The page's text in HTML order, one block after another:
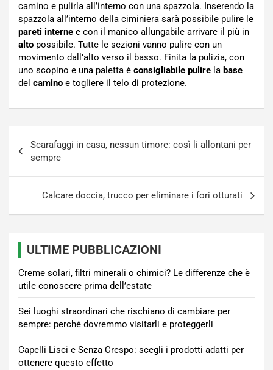
camino e pulirla all’interno con una spazzola. Inserendo la
spazzola all’interno della ciminiera sarà possibile pulire le
pareti interne e con il manico allungabile arrivare il più in
alto possibile. Tutte le sezioni vanno pulire con un
movimento dall’alto verso il basso. Finita la pulizia, con
uno scopino e una paletta è consigliabile pulire la base
del camino e togliere il telo di protezione.
articoli
Scarafaggi in casa, nessun timore: così li allontani per
sempre
Calcare doccia, trucco per eliminare i fori otturati
ULTIME PUBBLICAZIONI
Creme solari, filtri minerali o chimici? Le differenze che è
utile conoscere prima dell’estate
Sei luoghi straordinari che rischiano di cambiare per
sempre: perché dovremmo visitarli e proteggerli
Capelli Lisci e Senza Crespo: scegli i prodotti adatti per
ottenere questo effetto